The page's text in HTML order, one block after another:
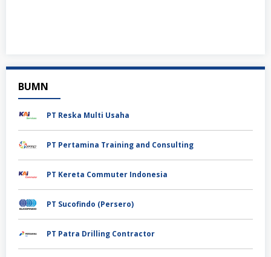
BUMN
PT Reska Multi Usaha
PT Pertamina Training and Consulting
PT Kereta Commuter Indonesia
PT Sucofindo (Persero)
PT Patra Drilling Contractor